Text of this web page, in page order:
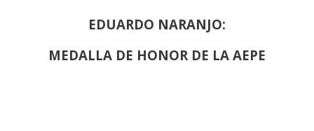
EDUARDO NARANJO:
MEDALLA DE HONOR DE LA AEPE